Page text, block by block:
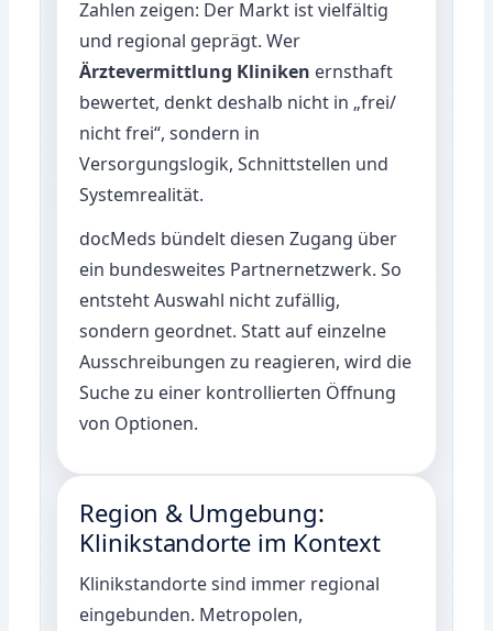
Zahlen zeigen: Der Markt ist vielfältig
und regional geprägt. Wer
Ärztevermittlung Kliniken ernsthaft
bewertet, denkt deshalb nicht in „frei/
nicht frei“, sondern in
Versorgungslogik, Schnittstellen und
Systemrealität.
docMeds bündelt diesen Zugang über
ein bundesweites Partnernetzwerk. So
entsteht Auswahl nicht zufällig,
sondern geordnet. Statt auf einzelne
Ausschreibungen zu reagieren, wird die
Suche zu einer kontrollierten Öffnung
von Optionen.
Region & Umgebung:
Klinikstandorte im Kontext
Klinikstandorte sind immer regional
eingebunden. Metropolen,